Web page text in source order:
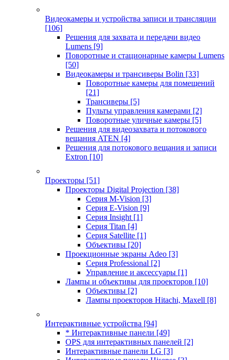
Видеокамеры и устройства записи и трансляции
[106]
Решения для захвата и передачи видео
Lumens [9]
Поворотные и стационарные камеры Lumens
[50]
Видеокамеры и трансиверы Bolin [33]
Поворотные камеры для помещений
[21]
Трансиверы [5]
Пульты управления камерами [2]
Поворотные уличные камеры [5]
Решения для видеозахвата и потокового
вещания ATEN [4]
Решения для потокового вещания и записи
Extron [10]
Проекторы [51]
Проекторы Digital Projection [38]
Серия M-Vision [3]
Серия E-Vision [9]
Серия Insight [1]
Серия Titan [4]
Серия Satellite [1]
Объективы [20]
Проекционные экраны Adeo [3]
Серия Professional [2]
Управление и аксессуары [1]
Лампы и объективы для проекторов [10]
Объективы [2]
Лампы проекторов Hitachi, Maxell [8]
Интерактивные устройства [94]
* Интерактивные панели [49]
OPS для интерактивных панелей [2]
Интерактивные панели LG [3]